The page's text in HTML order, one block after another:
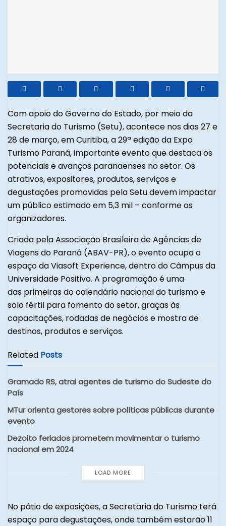
Com apoio do Governo do Estado, por meio da
Secretaria do Turismo (Setu), acontece nos dias 27 e
28 de março, em Curitiba, a 29ª edição da Expo
Turismo Paraná, importante evento que destaca os
potenciais e avanços paranaenses no setor. Os
atrativos, expositores, produtos, serviços e
degustações promovidas pela Setu devem impactar
um público estimado em 5,3 mil – conforme os
organizadores.
Criada pela Associação Brasileira de Agências de
Viagens do Paraná (ABAV-PR), o evento ocupa o
espaço da Viasoft Experience, dentro do Câmpus da
Universidade Positivo. A programação é uma
das primeiras do calendário nacional do turismo e
solo fértil para fomento do setor, graças às
capacitações, rodadas de negócios e mostra de
destinos, produtos e serviços.
Related Posts
Gramado RS, atrai agentes de turismo do Sudeste do
País
MTur orienta gestores sobre políticas públicas durante
evento
Dezoito feriados prometem movimentar o turismo
nacional em 2024
LOAD MORE
No pátio de exposições, a Secretaria do Turismo terá
espaço para degustações, onde também estarão 11